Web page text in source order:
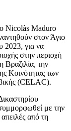
Nicolàs Maduro
στον Άγιο
2023, για να
στην περιοχή
Βραζιλία, την
Κοινότητας των
(CELAC).
με την
από τη